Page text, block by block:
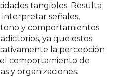
tangibles. Resulta
señales,
tono y comportamientos
ya que estos
la percepción
comportamiento de
y organizaciones.